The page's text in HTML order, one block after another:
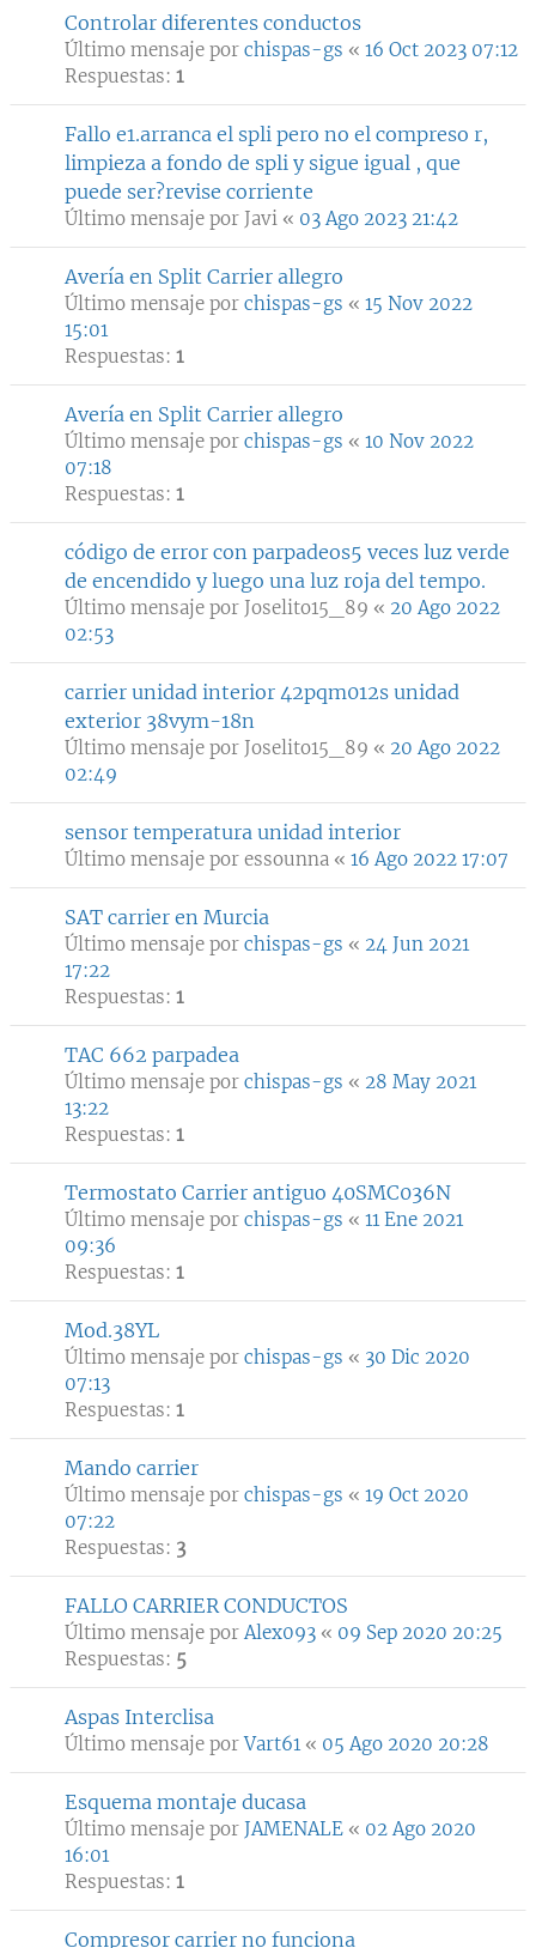
Controlar diferentes conductos
Último mensaje por chispas-gs « 16 Oct 2023 07:12
Respuestas: 1
Fallo e1.arranca el spli pero no el compreso r,
limpieza a fondo de spli y sigue igual , que
puede ser?revise corriente
Último mensaje por Javi « 03 Ago 2023 21:42
Avería en Split Carrier allegro
Último mensaje por chispas-gs « 15 Nov 2022
15:01
Respuestas: 1
Avería en Split Carrier allegro
Último mensaje por chispas-gs « 10 Nov 2022
07:18
Respuestas: 1
código de error con parpadeos5 veces luz verde
de encendido y luego una luz roja del tempo.
Último mensaje por Joselito15_89 « 20 Ago 2022
02:53
carrier unidad interior 42pqm012s unidad
exterior 38vym-18n
Último mensaje por Joselito15_89 « 20 Ago 2022
02:49
sensor temperatura unidad interior
Último mensaje por essounna « 16 Ago 2022 17:07
SAT carrier en Murcia
Último mensaje por chispas-gs « 24 Jun 2021
17:22
Respuestas: 1
TAC 662 parpadea
Último mensaje por chispas-gs « 28 May 2021
13:22
Respuestas: 1
Termostato Carrier antiguo 40SMC036N
Último mensaje por chispas-gs « 11 Ene 2021
09:36
Respuestas: 1
Mod.38YL
Último mensaje por chispas-gs « 30 Dic 2020
07:13
Respuestas: 1
Mando carrier
Último mensaje por chispas-gs « 19 Oct 2020
07:22
Respuestas: 3
FALLO CARRIER CONDUCTOS
Último mensaje porAlex093 « 09 Sep 2020 20:25
Respuestas: 5
Aspas Interclisa
Último mensaje porVart61« 05 Ago 2020 20:28
Esquema montaje ducasa
Último mensaje por JAMENALE « 02 Ago 2020
16:01
Respuestas: 1
Compresor carrier no funciona